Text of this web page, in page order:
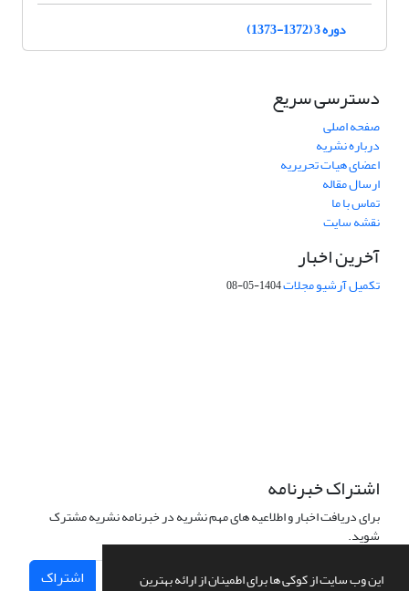
این وب سایت از کوکی ها برای اطمینان از ارائه بهترین
دوره 3 (1372-1373)
دسترسی سریع
صفحه اصلی
درباره نشریه
اعضای هیات تحریریه
ارسال مقاله
تماس با ما
نقشه سایت
آخرین اخبار
تکمیل آرشیو مجلات1404-05-08
اشتراک خبرنامه
برای دریافت اخبار و اطلاعیه های مهم نشریه در خبرنامه نشریه مشترک
شوید.
اشتراک